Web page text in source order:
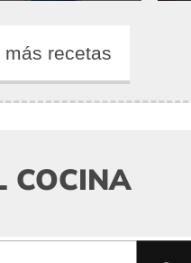
más recetas
COCINA